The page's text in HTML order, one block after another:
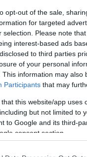
opt-out of the sale,
for targeted
selection. Please note
interest-based ads
to third parties
of your personal
This information may
Participants that may
that this website/app
but not limited to
to Google and its third-
consent section.
is
ekkor jön az
egy ismert rapper is
koncertjén
után az Epic